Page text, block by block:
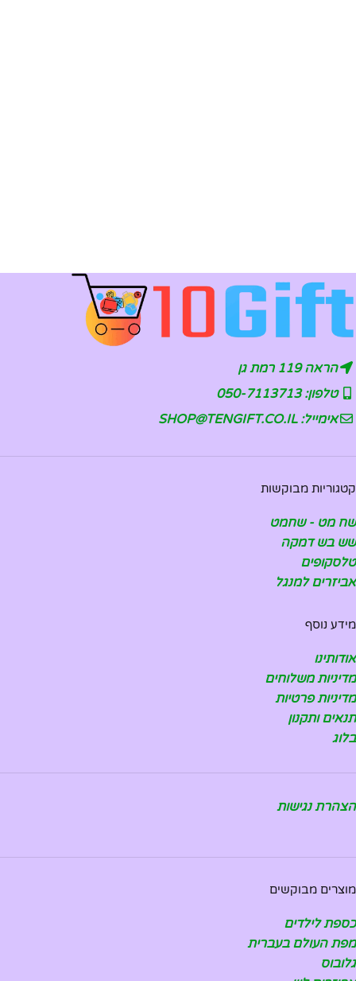
הראה 119 רמת גן
טלפון: 050-7113713
אימייל: SHOP@TENGIFT.CO.IL
קטגוריות מבוקשות
שח מט - שחמט
שש בש דמקה
טלסקופים
אביזרים למנגל
מידע נוסף
אודותינו
מדיניות משלוחים
מדיניות פרטיות
תנאים ותקנון
בלוג
הצהרת נגישות
מוצרים מבוקשים
כספת לילדים
מפת העולם בעברית
גלובוס